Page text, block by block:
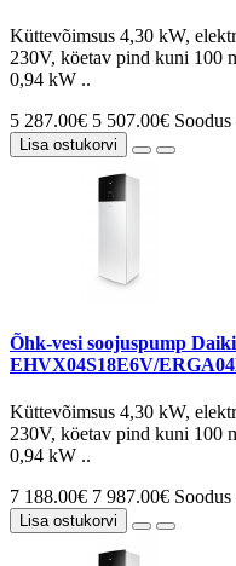
Küttevõimsus 4,30 kW,
230V, köetav pind kuni 100
0,94 kW ..
5 287.00€ 5 507.00€
Lisa ostukorvi
Õhk-vesi soojuspump
EHVX04S18E6V/
Küttevõimsus 4,30 kW,
230V, köetav pind kuni 100
0,94 kW ..
7 188.00€ 7 987.00€
Lisa ostukorvi